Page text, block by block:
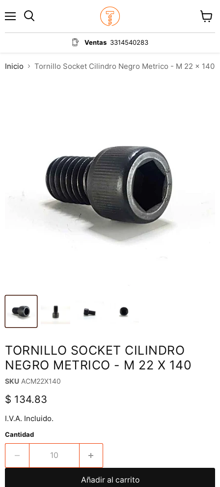
Ventas 3314540283
carrito
Inicio Tornillo Socket Cilindro Negro Metrico - M 22 x 140
TORNILLO SOCKET CILINDRO
NEGRO METRICO - M 22 X 140
SKU ACM22X140
Precio actual
$ 134.83
I.V.A. Incluido.
Cantidad
Añadir al carrito